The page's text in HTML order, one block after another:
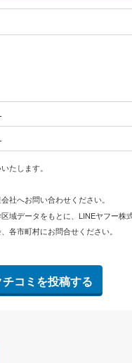
たします。
社へお問い合わせください。
域データをもとに、LINEヤフー株
各市町村にお問合せください。
コミを投稿する